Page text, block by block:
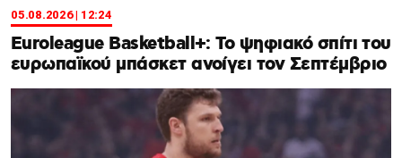
05.08.2026 | 12:24
Euroleague Basketball+: Το ψηφιακό σπίτι του
ευρωπαϊκού μπάσκετ ανοίγει τον Σεπτέμβριο